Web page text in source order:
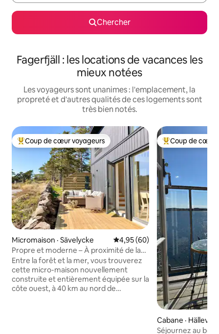
Chercher
Fagerfjäll : les locations de vacances les
mieux notées
Les voyageurs sont unanimes : l'emplacement, la
propreté et d'autres qualités de ces logements sont
très bien notés.
Coup de cœur voyageurs parmi les plus aimés
Coup de cœur voyageurs
Micromaison · Sävelycke Note moyenne de 4,95 sur 5,
4,95 (60)
Propre et moderne – À proximité de la
nature, de la mer et de Göteborg
Entre la forêt et la mer, vous trouverez
cette micro-maison nouvellement
construite et entièrement équipée sur la
côte ouest, à 40 km au nord de
Coup de cœur
Coup de cœur
Cabane ·
Séjournez au